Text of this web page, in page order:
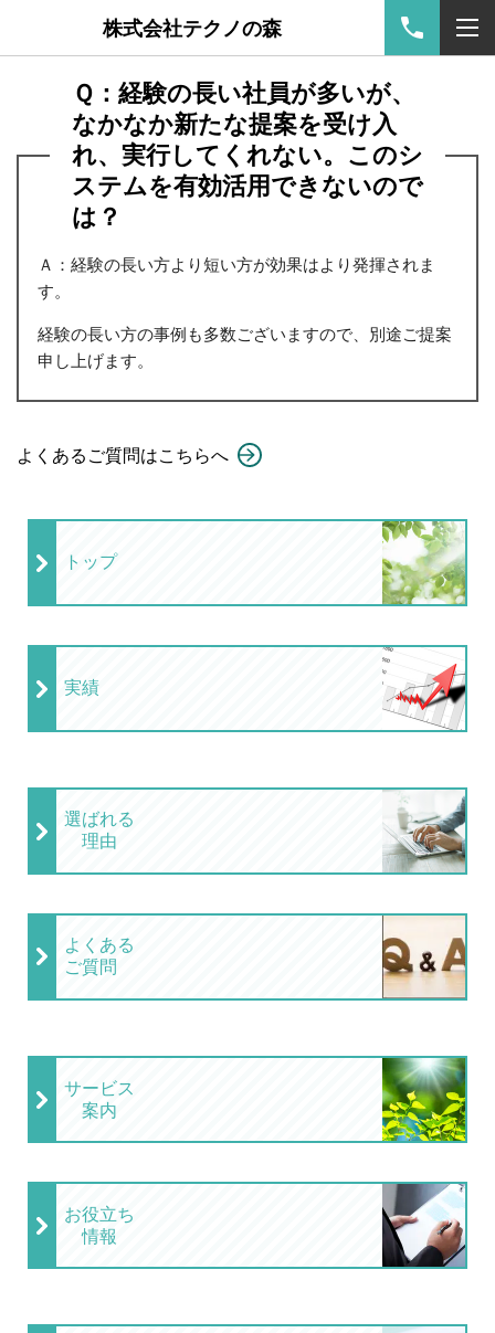
株式会社テクノの森
Ｑ： 経験の長い社員が多いが、
なかなか新たな提案を受け入
れ、実行してくれない。このシ
ステムを有効活用できないので
は？
Ａ： 経験の長い方より短い方が効果はより発揮されま
す。
経験の長い方の事例も多数ございますので、別途ご提案
申し上げます。
よくあるご質問はこちらへ
トップ
実績
選ばれる
理由
よくある
ご質問
サービス
案内
お役立ち
情報